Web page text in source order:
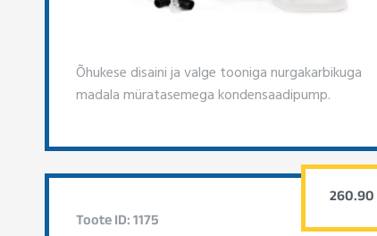
Õhukese disaini ja valge tooniga nurgakarbikuga
madala müratasemega kondensaadipump.
Toote ID: 1175
260.90